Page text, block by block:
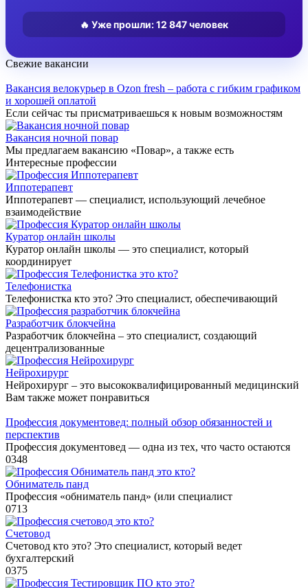
🔥 Уже прошли:12 847человек
Свежие вакансии
Вакансия велокурьер в Ozon fresh – работа с гибким графиком
и хорошей оплатой
Если сейчас ты присматриваешься к новым возможностям
Вакансия ночной повар
Мы предлагаем вакансию «Повар», а также есть
Интересные профессии
Иппотерапевт
Иппотерапевт — специалист, использующий лечебное
взаимодействие
Куратор онлайн школы
Куратор онлайн школы — это специалист, который
координирует
Телефонистка
Телефонистка кто это? Это специалист, обеспечивающий
Разработчик блокчейна
Разработчик блокчейна – это специалист, создающий
децентрализованные
Нейрохирург
Нейрохирург – это высококвалифицированный медицинский
Вам также может понравиться
Профессия документовед: полный обзор обязанностей и
перспектив
Профессия документовед — одна из тех, что часто остаются
0348
Обниматель панд
Профессия «обниматель панд» (или специалист
0713
Счетовод
Счетовод кто это? Это специалист, который ведет
бухгалтерский
0375